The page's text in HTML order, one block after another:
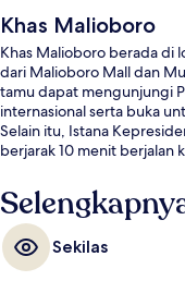
Khas Malioboro
Khas Malioboro berada di
dari Malioboro Mall dan
tamu dapat mengunjungi
internasional serta buka
Selain itu, Istana
berjarak 10 menit berjalan
Sekilas